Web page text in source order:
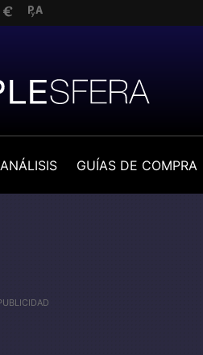
ANÁLISIS GUÍAS DE COMPRA